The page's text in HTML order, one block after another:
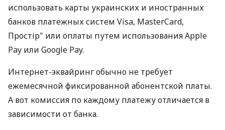
использовать карты украинских и иностранных
банков платежных систем Visa, MasterCard,
Простір" или оплаты путем использования Apple
Pay или Google Pay.
Интернет-эквайринг обычно не требует
ежемесячной фиксированной абонентской платы.
А вот комиссия по каждому платежу отличается в
зависимости от банка.